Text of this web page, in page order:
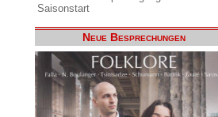
Saisonstart
Neue Besprechungen